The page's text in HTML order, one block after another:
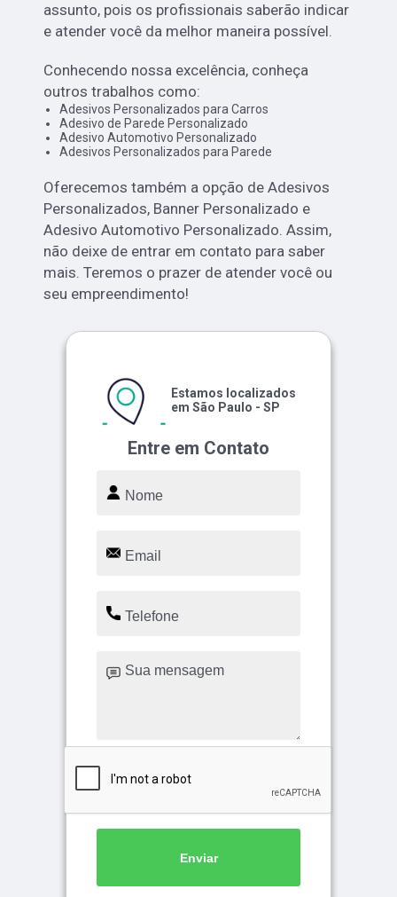
assunto, pois os profissionais saberão indicar
e atender você da melhor maneira possível.
Conhecendo nossa excelência, conheça
outros trabalhos como:
Adesivos Personalizados para Carros
Adesivo de Parede Personalizado
Adesivo Automotivo Personalizado
Adesivos Personalizados para Parede
Oferecemos também a opção de Adesivos
Personalizados, Banner Personalizado e
Adesivo Automotivo Personalizado. Assim,
não deixe de entrar em contato para saber
mais. Teremos o prazer de atender você ou
seu empreendimento!
Entre em Contato
Estamos localizados
em São Paulo - SP
Enviar